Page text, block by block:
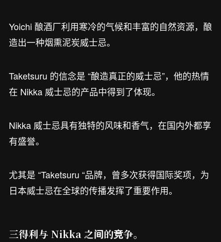
Yoichi 酿酒厂利用寒冷的气候和丰富的自然资源，酿
造出一种烟熏泥炭威士忌。
Taketsuru 的信念是 “酿造真正的威士忌”，他的热情
在 Nikka 威士忌的产品中得到了体现。
Nikka 威士忌具有独特的风味和香气，在国内外都享
有盛誉。
尤其是 “Taketsuru “品牌，曾多次获得国际奖项，为
日本威士忌在全球的传播发挥了重要作用。
三得利与 Nikka 之间的竞争。